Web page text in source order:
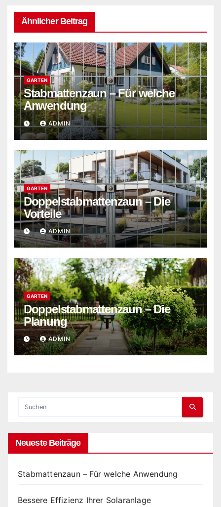
Ähnlicher Beitrag
GARTEN
Stabmattenzaun – Für welche
Anwendung
ADMIN
GARTEN
Doppelstabmattenzaun – Die
Vorteile
ADMIN
GARTEN
Doppelstabmattenzaun – Die
Planung
ADMIN
Neueste Beiträge
Stabmattenzaun – Für welche Anwendung
Bessere Effizienz Ihrer Solaranlage